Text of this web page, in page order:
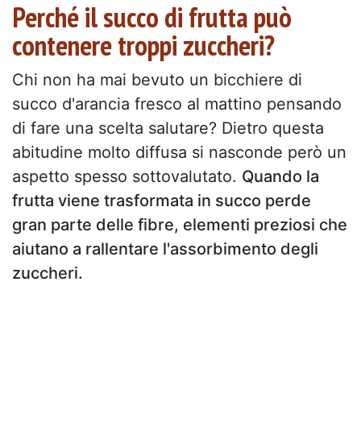
Perché il succo di frutta può
contenere troppi zuccheri?
Chi non ha mai bevuto un bicchiere di
succo d'arancia fresco al mattino pensando
di fare una scelta salutare? Dietro questa
abitudine molto diffusa si nasconde però un
aspetto spesso sottovalutato. Quando la
frutta viene trasformata in succo perde
gran parte delle fibre, elementi preziosi che
aiutano a rallentare l'assorbimento degli
zuccheri.